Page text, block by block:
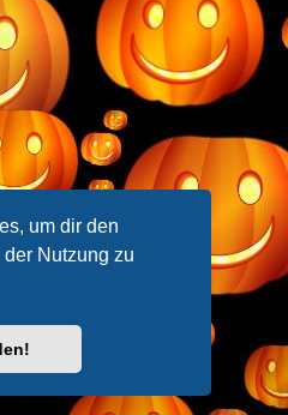
um dir den
Nutzung zu